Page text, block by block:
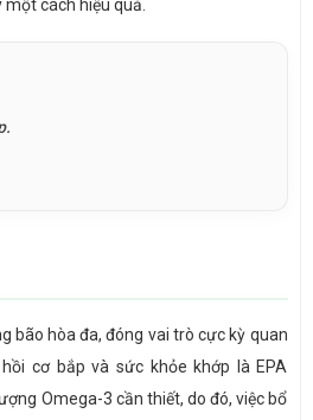
cách hiệu quả.
bão hòa đa, đóng vai trò cực kỳ quan
cơ bắp và sức khỏe khớp là EPA
Omega-3 cần thiết, do đó, việc bổ